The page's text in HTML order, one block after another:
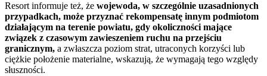
Resort informuje też, że wojewoda, w szczególnie uzasadnionych
przypadkach, może przyznać rekompensatę innym podmiotom
działającym na terenie powiatu, gdy okoliczności mające
związek z czasowym zawieszeniem ruchu na przejściu
granicznym, a zwłaszcza poziom strat, utraconych korzyści lub
ciężkie położenie materialne, wskazują, że wymagają tego względy
słuszności.